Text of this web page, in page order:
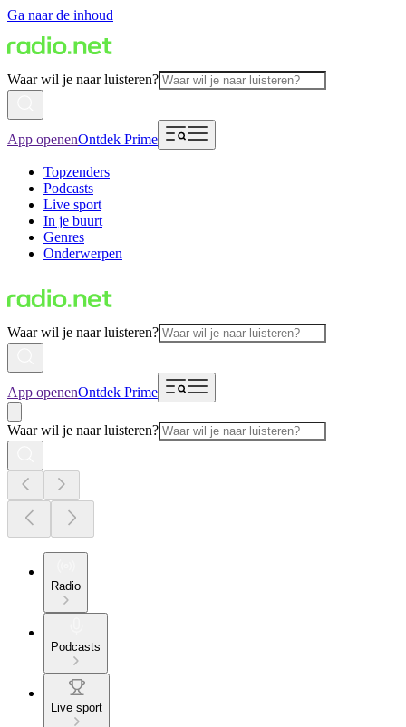
Ga naar de inhoud
Waar wil je naar luisteren?
App openenOntdek Prime
Topzenders
Podcasts
Live sport
In je buurt
Genres
Onderwerpen
Waar wil je naar luisteren?
App openenOntdek Prime
Waar wil je naar luisteren?
Radio
Podcasts
Live sport